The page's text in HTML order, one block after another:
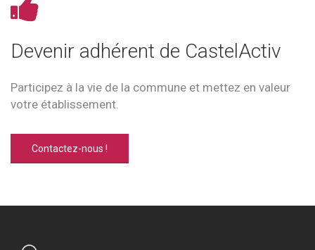
Devenir adhérent de CastelActiv
Participez à la vie de la commune et mettez en valeur
votre établissement.
Contactez-nous !